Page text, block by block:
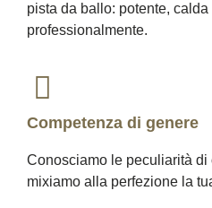
pista da ballo: potente, calda
professionalmente.
Competenza di genere
Conosciamo le peculiarità di
mixiamo alla perfezione la